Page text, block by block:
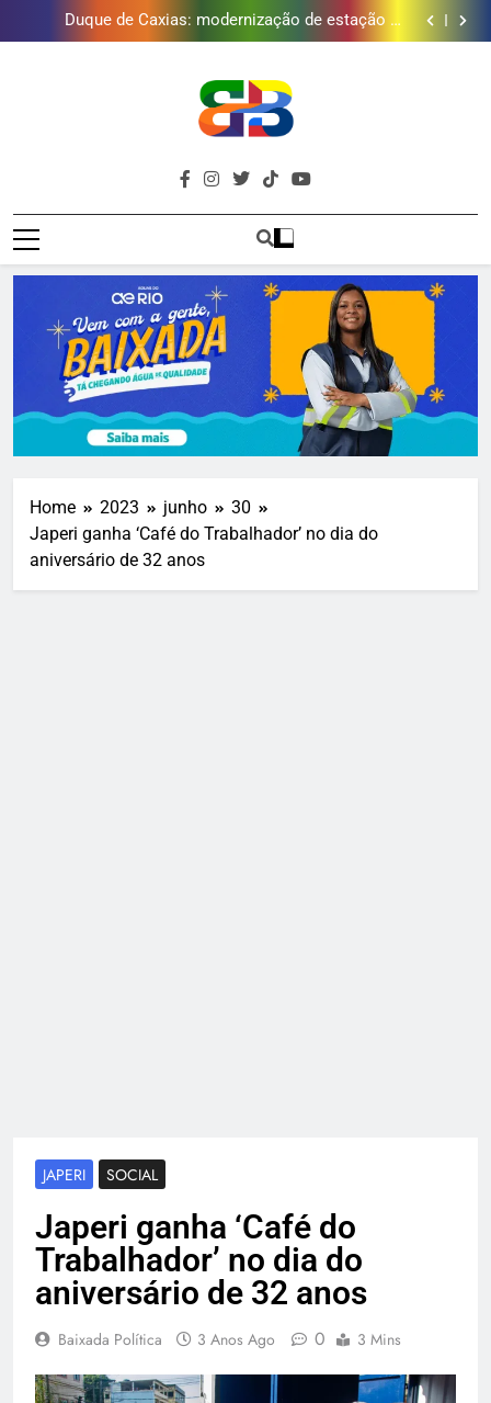
tratamento reforça abastecimento de água
Guanabara tem diversas opções de vinhos para
presentear o seu pai. Descubra como escolher o que
Gastro Samba reúne Nosso Sentimento e Gustavo
Golfe e fortalece projeto que atende 140 crianças
Duque de Caxias: modernização de estação de
tratamento reforça abastecimento de água
Guanabara tem diversas opções de vinhos para
presentear o seu pai. Descubra como escolher o que
mais combina com ele
Gastro Samba reúne Nosso Sentimento e Gustavo
Lins em Nova Iguaçu neste fim de semana
Brava
Baixada
Baixada Fluminense Em Destaque!
Home 2023 junho
30
Japeri ganha ‘Café do Trabalhador’ no dia do
aniversário de 32 anos
JAPERI SOCIAL
Japeri ganha ‘Café do
Trabalhador’ no dia do
aniversário de 32 anos
Baixada Política 3 Anos Ago 0 3 Mins